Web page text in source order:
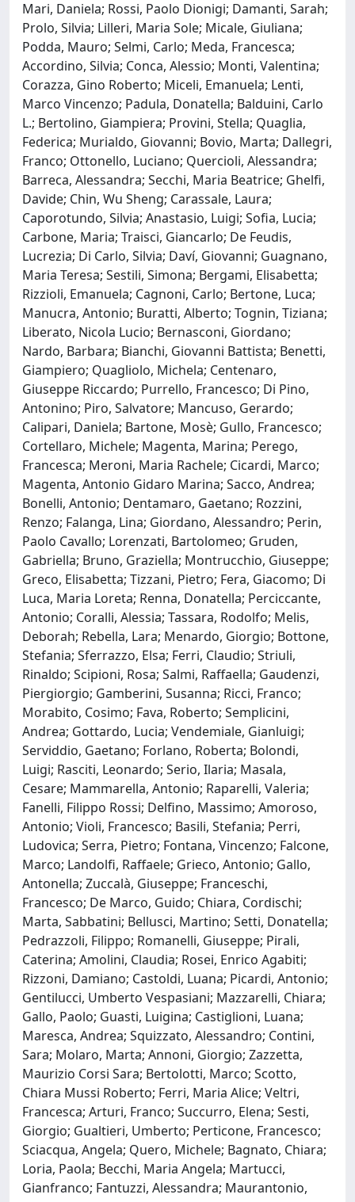
Mari, Daniela; Rossi, Paolo Dionigi; Damanti, Sarah;
Prolo, Silvia; Lilleri, Maria Sole; Micale, Giuliana;
Podda, Mauro; Selmi, Carlo; Meda, Francesca;
Accordino, Silvia; Conca, Alessio; Monti, Valentina;
Corazza, Gino Roberto; Miceli, Emanuela; Lenti,
Marco Vincenzo; Padula, Donatella; Balduini, Carlo
L.; Bertolino, Giampiera; Provini, Stella; Quaglia,
Federica; Murialdo, Giovanni; Bovio, Marta; Dallegri,
Franco; Ottonello, Luciano; Quercioli, Alessandra;
Barreca, Alessandra; Secchi, Maria Beatrice; Ghelfi,
Davide; Chin, Wu Sheng; Carassale, Laura;
Caporotundo, Silvia; Anastasio, Luigi; Sofia, Lucia;
Carbone, Maria; Traisci, Giancarlo; De Feudis,
Lucrezia; Di Carlo, Silvia; Daví, Giovanni; Guagnano,
Maria Teresa; Sestili, Simona; Bergami, Elisabetta;
Rizzioli, Emanuela; Cagnoni, Carlo; Bertone, Luca;
Manucra, Antonio; Buratti, Alberto; Tognin, Tiziana;
Liberato, Nicola Lucio; Bernasconi, Giordano;
Nardo, Barbara; Bianchi, Giovanni Battista; Benetti,
Giampiero; Quagliolo, Michela; Centenaro,
Giuseppe Riccardo; Purrello, Francesco; Di Pino,
Antonino; Piro, Salvatore; Mancuso, Gerardo;
Calipari, Daniela; Bartone, Mosè; Gullo, Francesco;
Cortellaro, Michele; Magenta, Marina; Perego,
Francesca; Meroni, Maria Rachele; Cicardi, Marco;
Magenta, Antonio Gidaro Marina; Sacco, Andrea;
Bonelli, Antonio; Dentamaro, Gaetano; Rozzini,
Renzo; Falanga, Lina; Giordano, Alessandro; Perin,
Paolo Cavallo; Lorenzati, Bartolomeo; Gruden,
Gabriella; Bruno, Graziella; Montrucchio, Giuseppe;
Greco, Elisabetta; Tizzani, Pietro; Fera, Giacomo; Di
Luca, Maria Loreta; Renna, Donatella; Perciccante,
Antonio; Coralli, Alessia; Tassara, Rodolfo; Melis,
Deborah; Rebella, Lara; Menardo, Giorgio; Bottone,
Stefania; Sferrazzo, Elsa; Ferri, Claudio; Striuli,
Rinaldo; Scipioni, Rosa; Salmi, Raffaella; Gaudenzi,
Piergiorgio; Gamberini, Susanna; Ricci, Franco;
Morabito, Cosimo; Fava, Roberto; Semplicini,
Andrea; Gottardo, Lucia; Vendemiale, Gianluigi;
Serviddio, Gaetano; Forlano, Roberta; Bolondi,
Luigi; Rasciti, Leonardo; Serio, Ilaria; Masala,
Cesare; Mammarella, Antonio; Raparelli, Valeria;
Fanelli, Filippo Rossi; Delfino, Massimo; Amoroso,
Antonio; Violi, Francesco; Basili, Stefania; Perri,
Ludovica; Serra, Pietro; Fontana, Vincenzo; Falcone,
Marco; Landolfi, Raffaele; Grieco, Antonio; Gallo,
Antonella; Zuccalà, Giuseppe; Franceschi,
Francesco; De Marco, Guido; Chiara, Cordischi;
Marta, Sabbatini; Bellusci, Martino; Setti, Donatella;
Pedrazzoli, Filippo; Romanelli, Giuseppe; Pirali,
Caterina; Amolini, Claudia; Rosei, Enrico Agabiti;
Rizzoni, Damiano; Castoldi, Luana; Picardi, Antonio;
Gentilucci, Umberto Vespasiani; Mazzarelli, Chiara;
Gallo, Paolo; Guasti, Luigina; Castiglioni, Luana;
Maresca, Andrea; Squizzato, Alessandro; Contini,
Sara; Molaro, Marta; Annoni, Giorgio; Zazzetta,
Maurizio Corsi Sara; Bertolotti, Marco; Scotto,
Chiara Mussi Roberto; Ferri, Maria Alice; Veltri,
Francesca; Arturi, Franco; Succurro, Elena; Sesti,
Giorgio; Gualtieri, Umberto; Perticone, Francesco;
Sciacqua, Angela; Quero, Michele; Bagnato, Chiara;
Loria, Paola; Becchi, Maria Angela; Martucci,
Gianfranco; Fantuzzi, Alessandra; Maurantonio,